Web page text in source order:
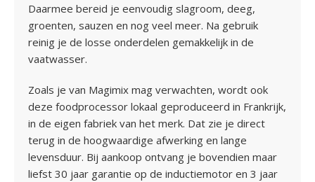
Daarmee bereid je eenvoudig slagroom, deeg,
groenten, sauzen en nog veel meer. Na gebruik
reinig je de losse onderdelen gemakkelijk in de
vaatwasser.
Zoals je van Magimix mag verwachten, wordt ook
deze foodprocessor lokaal geproduceerd in Frankrijk,
in de eigen fabriek van het merk. Dat zie je direct
terug in de hoogwaardige afwerking en lange
levensduur. Bij aankoop ontvang je bovendien maar
liefst 30 jaar garantie op de inductiemotor en 3 jaar